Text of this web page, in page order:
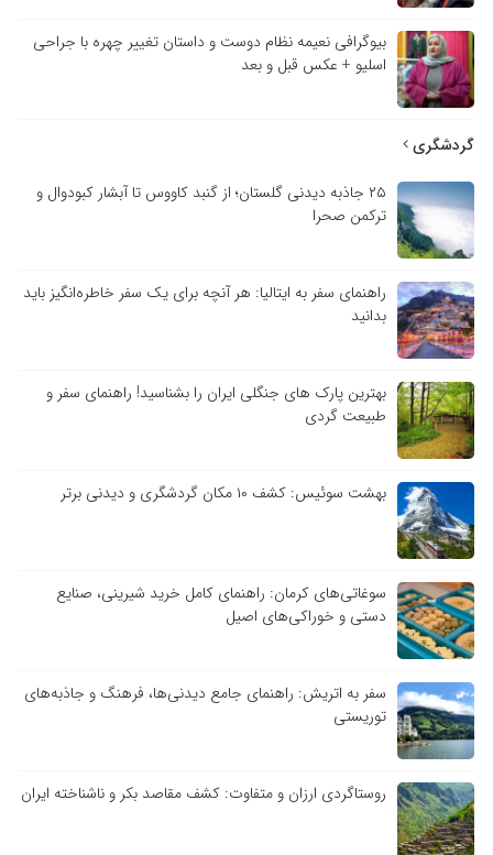
بیوگرافی نعیمه نظام دوست و داستان تغییر چهره با جراحی
اسلیو + عکس قبل و بعد
گردشگری
۲۵ جاذبه دیدنی گلستان؛ از گنبد کاووس تا آبشار کبودوال و
ترکمن صحرا
راهنمای سفر به ایتالیا: هر آنچه برای یک سفر خاطره‌انگیز باید
بدانید
بهترین پارک های جنگلی ایران را بشناسید! راهنمای سفر و
طبیعت گردی
بهشت سوئیس: کشف ۱۰ مکان گردشگری و دیدنی برتر
سوغاتی‌های کرمان: راهنمای کامل خرید شیرینی، صنایع
دستی و خوراکی‌های اصیل
سفر به اتریش: راهنمای جامع دیدنی‌ها، فرهنگ و جاذبه‌های
توریستی
روستاگردی ارزان و متفاوت: کشف مقاصد بکر و ناشناخته ایران